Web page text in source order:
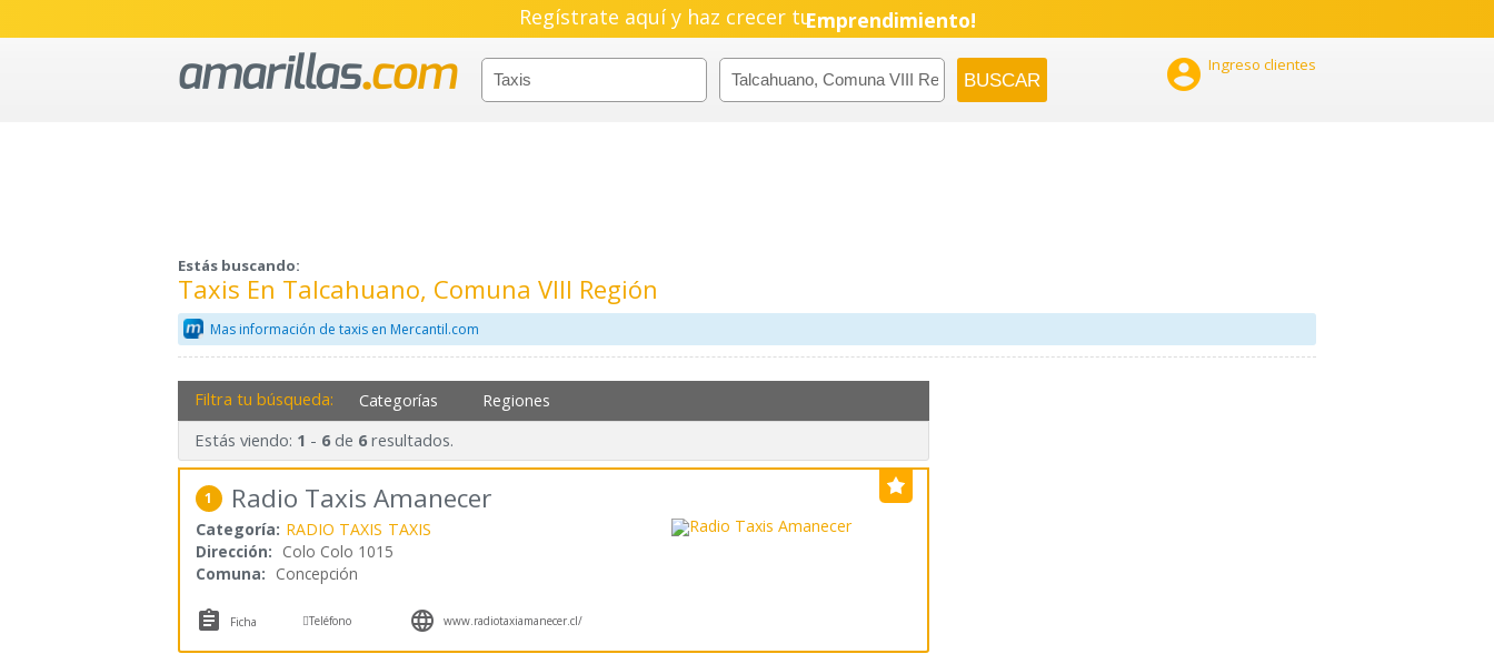
Regístrate aquí y haz crecer tuEmprendimiento!
 Ingreso clientes
Estás buscando:
Taxis En Talcahuano, Comuna VIII Región
Mas información de taxis en Mercantil.com
Filtra tu búsqueda: Categorías Regiones
Estás viendo: 1 - 6de 6resultados.
1 Radio Taxis Amanecer
Categoría: RADIO TAXIS TAXIS
Dirección: Colo Colo 1015
Comuna: Concepción
 Ficha Teléfono  www.radiotaxiamanecer.cl/